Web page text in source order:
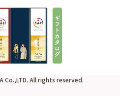
Co.,LTD. All rights reserved.